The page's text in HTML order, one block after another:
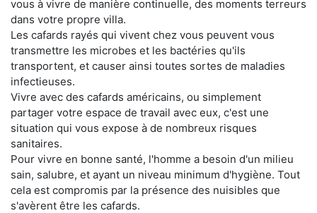
vous à vivre de manière continuelle, des moments terreurs
dans votre propre villa.
Les cafards rayés qui vivent chez vous peuvent vous
transmettre les microbes et les bactéries qu'ils
transportent, et causer ainsi toutes sortes de maladies
infectieuses.
Vivre avec des cafards américains, ou simplement
partager votre espace de travail avec eux, c'est une
situation qui vous expose à de nombreux risques
sanitaires.
Pour vivre en bonne santé, l'homme a besoin d'un milieu
sain, salubre, et ayant un niveau minimum d'hygiène. Tout
cela est compromis par la présence des nuisibles que
s'avèrent être les cafards.